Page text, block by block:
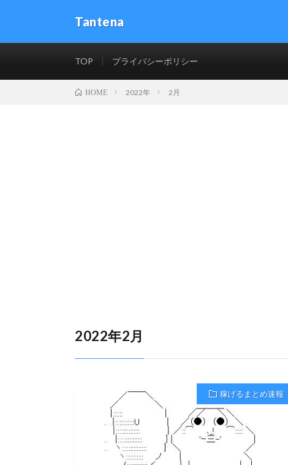
Tantena
TOP プライバシーポリシー
HOME 2022年 2月
2022年2月
稼げるまとめ速報